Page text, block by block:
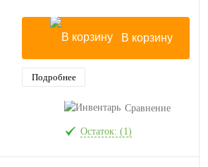
В корзину
Подробнее
Сравнение
Остаток: (1)